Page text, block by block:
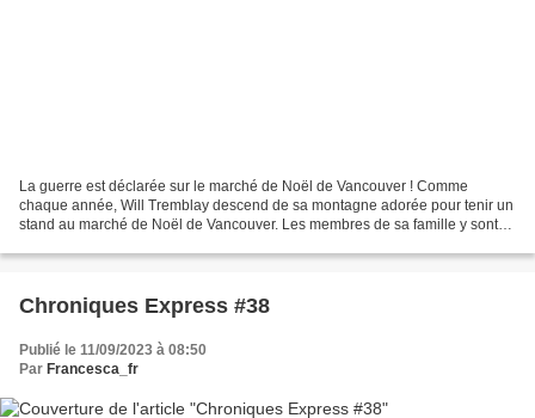
La guerre est déclarée sur le marché de Noël de Vancouver ! Comme
chaque année, Will Tremblay descend de sa montagne adorée pour tenir un
stand au marché de Noël de Vancouver. Les membres de sa famille y sont
Chroniques Express #38
Publié le 11/09/2023 à 08:50
Par Francesca_fr